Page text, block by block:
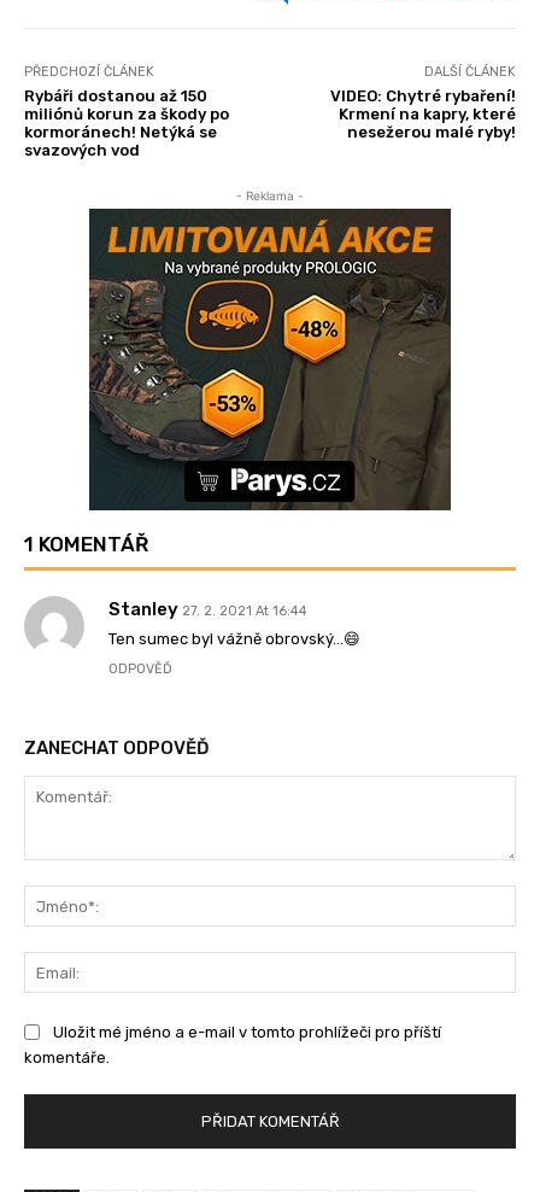
PŘEDCHOZÍ ČLÁNEK
Rybáři dostanou až 150
miliónů korun za škody po
kormoránech! Netýká se
svazových vod
DALŠÍ ČLÁNEK
VIDEO: Chytré rybaření!
Krmení na kapry, které
nesežerou malé ryby!
- Reklama -
1 KOMENTÁŘ
Stanley 27. 2. 2021 At 16:44
Ten sumec byl vážně obrovský…😄
ODPOVĚĎ
ZANECHAT ODPOVĚĎ
Uložit mé jméno a e-mail v tomto prohlížeči pro příští
komentáře.